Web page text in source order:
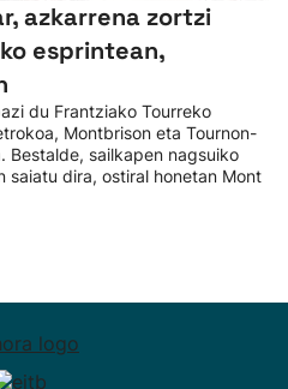
azkarrena zortzi
esprintean,
du Frantziako Tourreko
Montbrison eta Tournon-
Bestalde, sailkapen nagsuiko
dira, ostiral honetan Mont